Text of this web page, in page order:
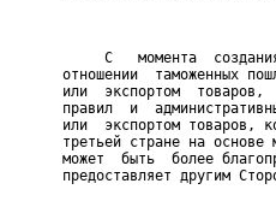
С   момента
отношении  таможенных
или  экспортом  товаров,
правил  и
или  экспортом товаров,
третьей стране на основе
может  быть  более
предоставляет другим